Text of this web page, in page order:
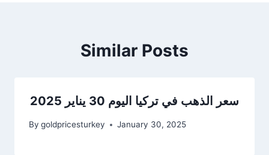
Similar Posts
سعر الذهب في تركيا اليوم 30 يناير 2025
By goldpricesturkey January 30, 2025